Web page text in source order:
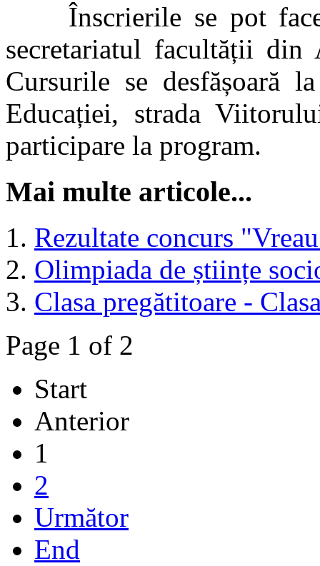
Înscrierile se pot face
secretariatul facultății
Cursurile se desfășoară
Educației, strada
participare la program.
Mai multe articole...
Rezultate concurs
Olimpiada de științe
Clasa pregătitoare -
Page 1 of 2
Start
Anterior
1
2
Următor
End